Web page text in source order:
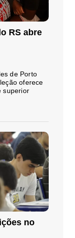
RS abre
de Porto
oferece
superior
no